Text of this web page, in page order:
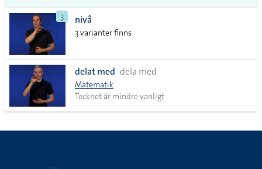
alla i
lista
3 nivå
3 varianter finns
delat med dela med
Matematik
Tecknet är mindre vanligt